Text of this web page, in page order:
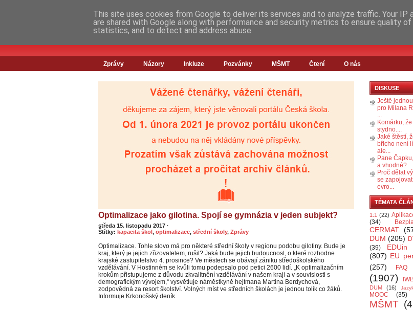
Zprávy Názory Inkluze Pozvánky MŠMT Čtení O nás
Optimalizace jako gilotina. Spojí se gymnázia v jeden subjekt?
středa 15. listopadu 2017 ·
Štítky: kapacita škol, optimalizace, střední školy, Zprávy
Optimalizace. Tohle slovo má pro některé střední školy v regionu podobu gilotiny. Bude je
kraj, který je jejich zřizovatelem, rušit? Jaká bude jejich budoucnost, o které rozhodne
krajské zastupitelstvo 4. prosince? Ve městech se obávají zániku středoškolského
vzdělávání. V Hostinném se kvůli tomu podepsalo pod petici 2600 lidí. „K optimalizačním
krokům přistupujeme z důvodu zkvalitnění vzdělávání v našem kraji a v souvislosti s
demografickým vývojem,“ vysvětluje náměstkyně hejtmana Martina Berdychová,
zodpovědná za resort školství. Volných míst ve středních školách je jednou tolik co žáků.
Informuje Krkonošský deník.
DISKUSE
Ještě
pro Milana
...
Komárku,
stydno....
Jaké štěstí,
břicho není
ale...
Pane
a vhodné?
Proč dělat
se
evro...
TÉMATA
1:1 (22)
(34)
CERMAT
DUM (205)
(39)
EDUin
(807) EU
(257)
FAQ
(1907)
DUM
(16)
MOOC (35)
MŠMT
This site uses cookies from Google to deliver its services and to analyze traffic. Your IP
are shared with Google along with performance and security metrics to ensure quality
statistics, and to detect and address abuse.